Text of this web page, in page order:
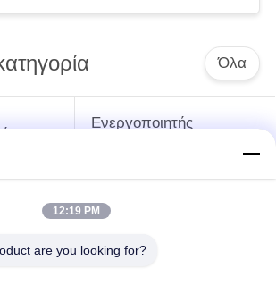
Όλα
Ενεργοποιητής
ενεργοποιητής
12:19 PM
are you looking for?